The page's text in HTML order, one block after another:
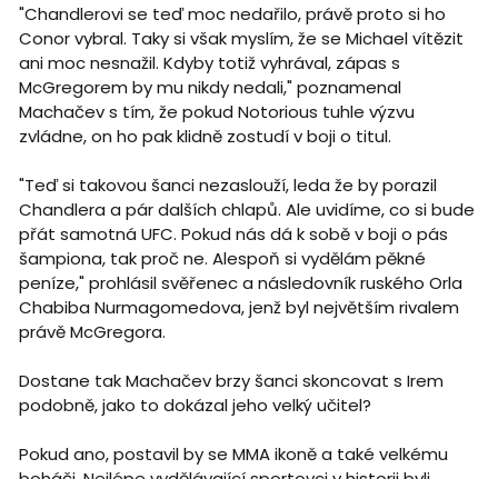
"Chandlerovi se teď moc nedařilo, právě proto si ho
Conor vybral. Taky si však myslím, že se Michael vítězit
ani moc nesnažil. Kdyby totiž vyhrával, zápas s
McGregorem by mu nikdy nedali," poznamenal
Machačev s tím, že pokud Notorious tuhle výzvu
zvládne, on ho pak klidně zostudí v boji o titul.
"Teď si takovou šanci nezaslouží, leda že by porazil
Chandlera a pár dalších chlapů. Ale uvidíme, co si bude
přát samotná UFC. Pokud nás dá k sobě v boji o pás
šampiona, tak proč ne. Alespoň si vydělám pěkné
peníze," prohlásil svěřenec a následovník ruského Orla
Chabiba Nurmagomedova, jenž byl největším rivalem
právě McGregora.
Dostane tak Machačev brzy šanci skoncovat s Irem
podobně, jako to dokázal jeho velký učitel?
Pokud ano, postavil by se MMA ikoně a také velkému